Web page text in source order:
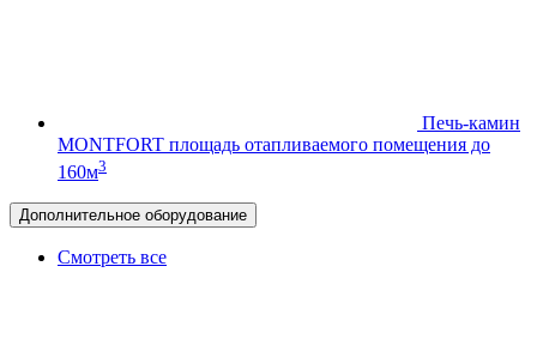
Печь-камин
MONTFORT площадь отапливаемого помещения до
160м3
Дополнительное оборудование
Смотреть все